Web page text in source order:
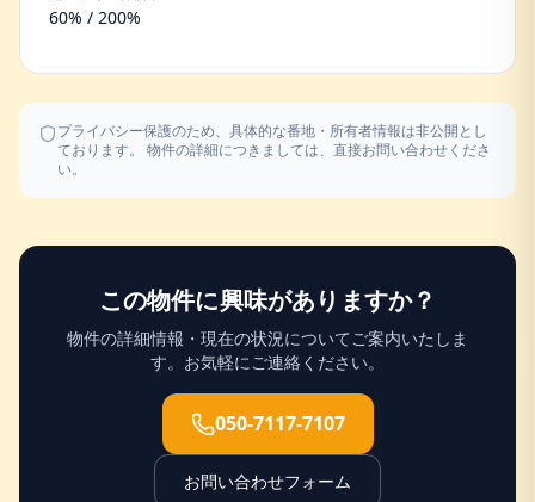
60% / 200%
プライバシー保護のため、具体的な番地・所有者情報は非公開とし
ております。 物件の詳細につきましては、直接お問い合わせくださ
い。
この物件に興味がありますか？
物件の詳細情報・現在の状況についてご案内いたしま
す。お気軽にご連絡ください。
050-7117-7107
お問い合わせフォーム